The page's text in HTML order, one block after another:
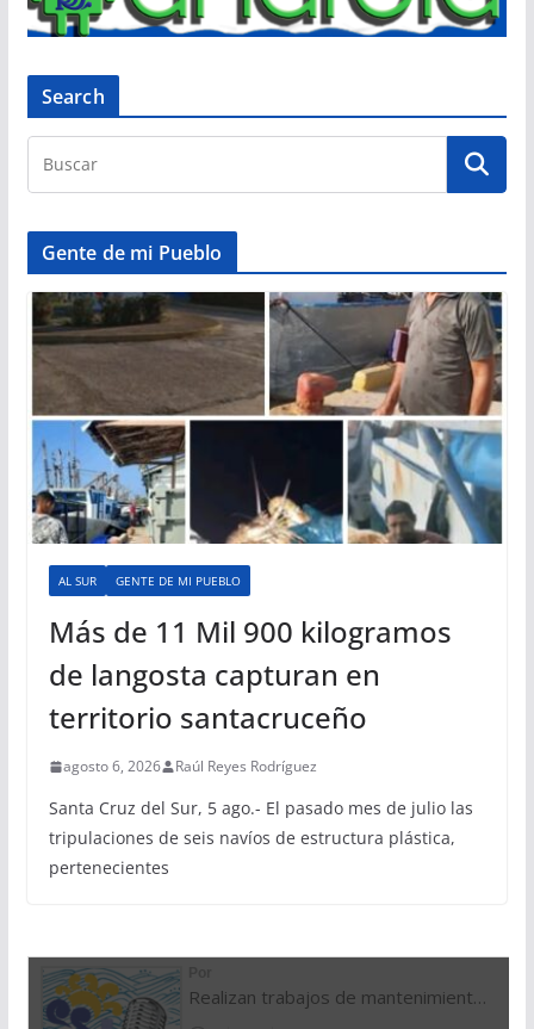
Search
Gente de mi Pueblo
AL SUR GENTE DE MI PUEBLO
Más de 11 Mil 900 kilogramos
de langosta capturan en
territorio santacruceño
agosto 6, 2026 Raúl Reyes Rodríguez
Santa Cruz del Sur, 5 ago.- El pasado mes de julio las
tripulaciones de seis navíos de estructura plástica,
pertenecientes